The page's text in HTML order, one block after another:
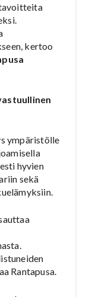
kertoo
ympäristölle
hyvien
sekä
Rantapusa.